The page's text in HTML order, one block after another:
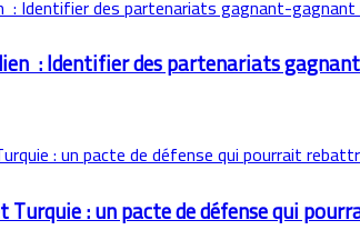
: Identifier des partenariats
Turquie : un pacte de défense qui